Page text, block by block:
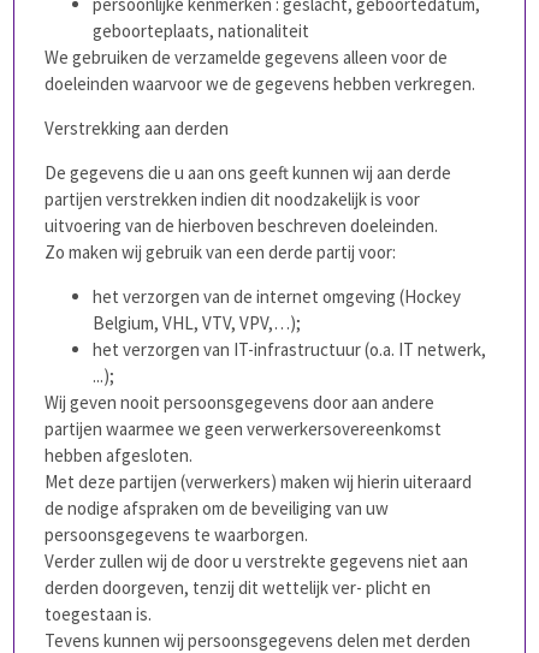
geboorteplaats, nationaliteit
We gebruiken de verzamelde gegevens alleen voor de
doeleinden waarvoor we de gegevens hebben verkregen.
Verstrekking aan derden
De gegevens die u aan ons geeft kunnen wij aan derde
partijen verstrekken indien dit noodzakelijk is voor
uitvoering van de hierboven beschreven doeleinden.
Zo maken wij gebruik van een derde partij voor:
het verzorgen van de internet omgeving (Hockey
Belgium, VHL, VTV, VPV,…);
het verzorgen van IT-infrastructuur (o.a. IT netwerk,
...);
Wij geven nooit persoonsgegevens door aan andere
partijen waarmee we geen verwerkersovereenkomst
hebben afgesloten.
Met deze partijen (verwerkers) maken wij hierin uiteraard
de nodige afspraken om de beveiliging van uw
persoonsgegevens te waarborgen.
Verder zullen wij de door u verstrekte gegevens niet aan
derden doorgeven, tenzij dit wettelijk ver- plicht en
toegestaan is.
Tevens kunnen wij persoonsgegevens delen met derden